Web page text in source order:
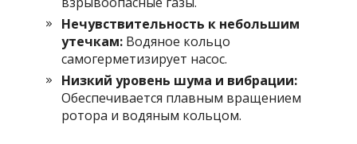
Нечувствительность к небольшим
утечкам: Водяное кольцо
самогерметизирует насос.
Низкий уровень шума и вибрации:
Обеспечивается плавным вращением
ротора и водяным кольцом.